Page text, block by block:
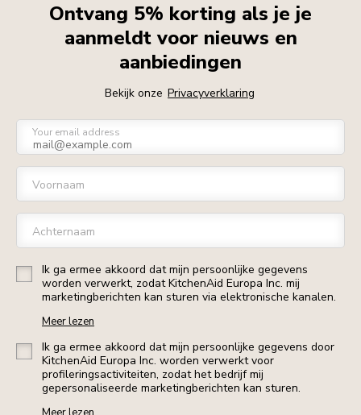
Ontvang 5% korting als je je
aanmeldt voor nieuws en
aanbiedingen
Bekijk onze Privacyverklaring
Your email address
Voornaam
Achternaam
Ik ga ermee akkoord dat mijn persoonlijke gegevens
worden verwerkt, zodat KitchenAid Europa Inc. mij
marketingberichten kan sturen via elektronische kanalen.
Meer lezen
Ik ga ermee akkoord dat mijn persoonlijke gegevens door
KitchenAid Europa Inc. worden verwerkt voor
profileringsactiviteiten, zodat het bedrijf mij
gepersonaliseerde marketingberichten kan sturen.